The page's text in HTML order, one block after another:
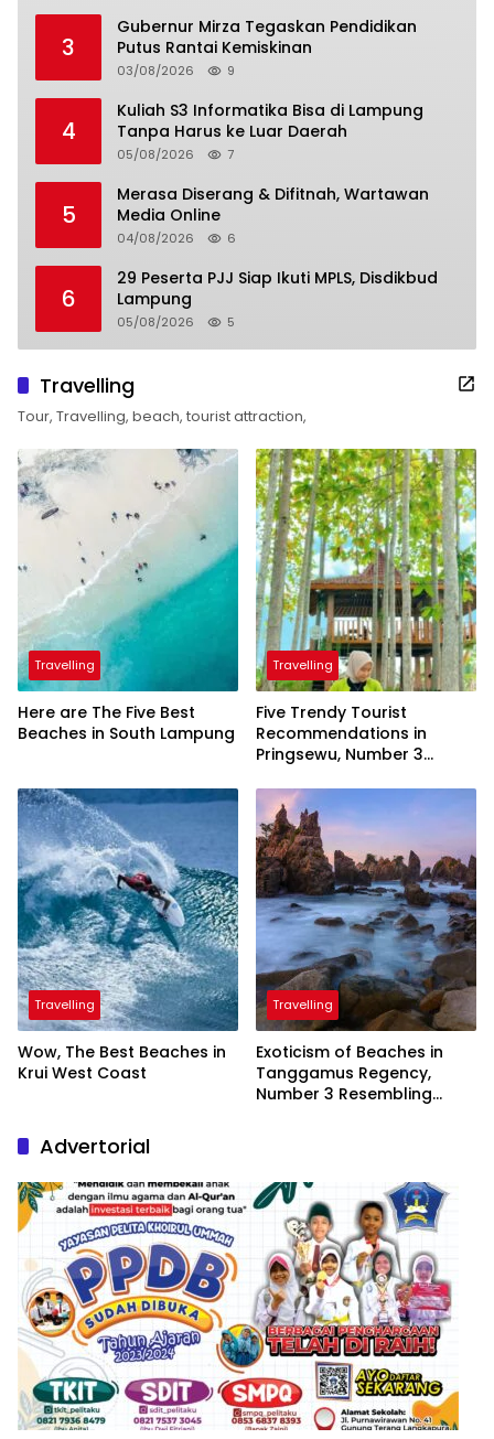
3
Gubernur Mirza Tegaskan Pendidikan
Putus Rantai Kemiskinan
03/08/2026 9
4
Kuliah S3 Informatika Bisa di Lampung
Tanpa Harus ke Luar Daerah
05/08/2026 7
5
Merasa Diserang & Difitnah, Wartawan
Media Online
04/08/2026 6
6
29 Peserta PJJ Siap Ikuti MPLS, Disdikbud
Lampung
05/08/2026 5
Travelling
Tour, Travelling, beach, tourist attraction,
Travelling
Here are The Five Best
Beaches in South Lampung
Travelling
Five Trendy Tourist
Recommendations in
Pringsewu, Number 3
President
Travelling
Wow, The Best Beaches in
Krui West Coast
Travelling
Exoticism of Beaches in
Tanggamus Regency,
Number 3 Resembling
Advertorial